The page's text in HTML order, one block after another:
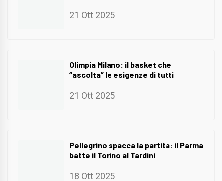
21 Ott 2025
Olimpia Milano: il basket che
“ascolta” le esigenze di tutti
21 Ott 2025
Pellegrino spacca la partita: il Parma
batte il Torino al Tardini
18 Ott 2025